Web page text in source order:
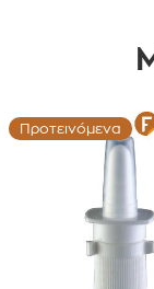
Προτεινόμενα